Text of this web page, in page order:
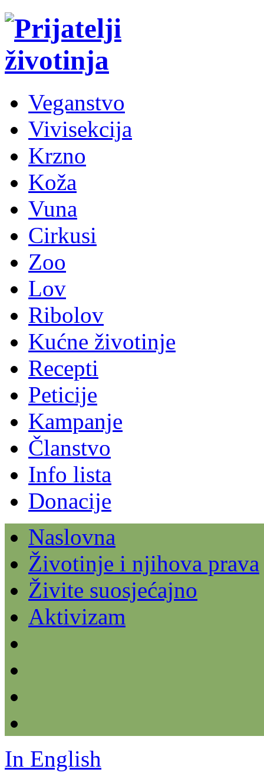
Veganstvo
Vivisekcija
Krzno
Koža
Vuna
Cirkusi
Zoo
Lov
Ribolov
Kućne životinje
Recepti
Peticije
Kampanje
Članstvo
Info lista
Donacije
Naslovna
Životinje i njihova prava
Živite suosjećajno
Aktivizam
In English